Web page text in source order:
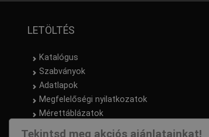
Tekintsd meg akciós ajánlatainkat!
LETÖLTÉS
Katalógus
Szabványok
Adatlapok
Megfelelőségi nyilatkozatok
Mérettáblázatok